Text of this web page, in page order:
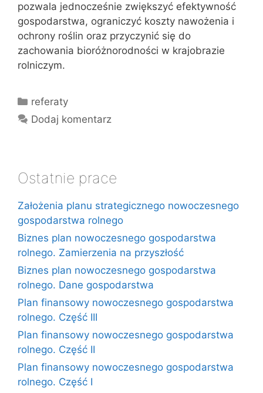
pozwala jednocześnie zwiększyć efektywność
gospodarstwa, ograniczyć koszty nawożenia i
ochrony roślin oraz przyczynić się do
zachowania bioróżnorodności w krajobrazie
rolniczym.
Kategorie
referaty
Dodaj komentarz
Ostatnie prace
Założenia planu strategicznego nowoczesnego
gospodarstwa rolnego
Biznes plan nowoczesnego gospodarstwa
rolnego. Zamierzenia na przyszłość
Biznes plan nowoczesnego gospodarstwa
rolnego. Dane gospodarstwa
Plan finansowy nowoczesnego gospodarstwa
rolnego. Część III
Plan finansowy nowoczesnego gospodarstwa
rolnego. Część II
Plan finansowy nowoczesnego gospodarstwa
rolnego. Część I